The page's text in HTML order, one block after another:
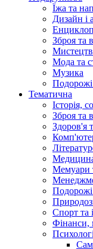
Їжа та
Дизайн і
Зброя та
Мода та
Музика
Подорожі
Тематична
Історія,
Зброя та
Здоров'я
Мемуари
Подорожі
Спорт та
Фінанси,